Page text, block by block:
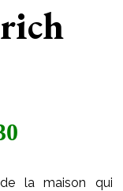
la maison qui